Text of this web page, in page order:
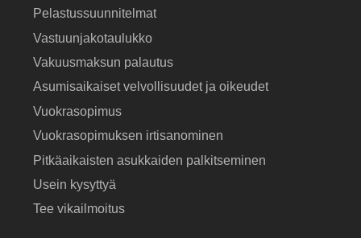
Pelastussuunnitelmat
Vastuunjakotaulukko
Vakuusmaksun palautus
Asumisaikaiset velvollisuudet ja oikeudet
Vuokrasopimus
Vuokrasopimuksen irtisanominen
Pitkäaikaisten asukkaiden palkitseminen
Usein kysyttyä
Tee vikailmoitus